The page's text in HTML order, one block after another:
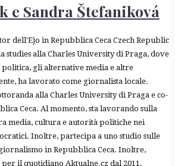
e Sandra Štefaniková
dell'Ejo in Repubblica Ceca Czech Republic
studies alla Charles University di Praga, dove
politica, gli alternative media e altre
ha lavorato come giornalista locale.
alla Charles University di Praga e co-
Ceca. Al momento, sta lavorando sulla
media, cultura e autorità politiche nei
Inoltre, partecipa a uno studio sulle
in Repubblica Ceca. Inoltre,
il quotidiano Aktualne.cz dal 2011.